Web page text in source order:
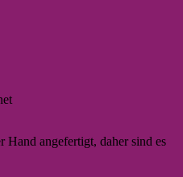
angefertigt, daher sind es